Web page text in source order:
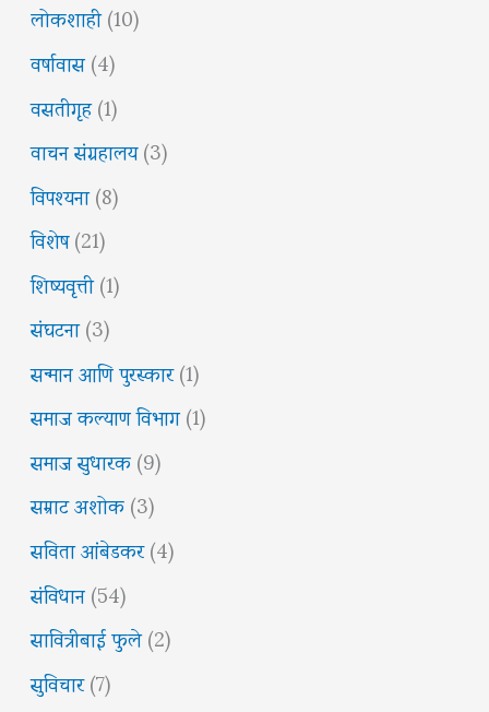
लोकशाही(10)
वर्षावास(4)
वसतीगृह(1)
वाचन संग्रहालय(3)
विपश्यना(8)
विशेष(21)
शिष्यवृत्ती(1)
संघटना(3)
सन्मान आणि पुरस्कार(1)
समाज कल्याण विभाग(1)
समाज सुधारक(9)
सम्राट अशोक(3)
सविता आंबेडकर(4)
संविधान(54)
सावित्रीबाई फुले(2)
सुविचार(7)